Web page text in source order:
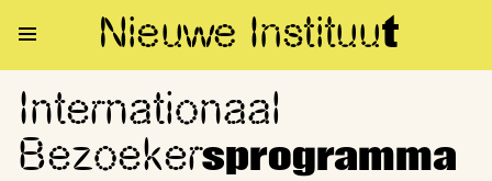
Nieuwe Instituut
Internationaal
Internationaal
Bezoekersprogramma